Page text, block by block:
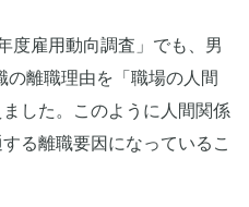
の人間関係を改善するメリッ
改善するための取り組み方法
ーションを意識する
度雇用動向調査」でも、男
離職理由を「職場の人間
した。このように人間関係
る離職要因になっているこ